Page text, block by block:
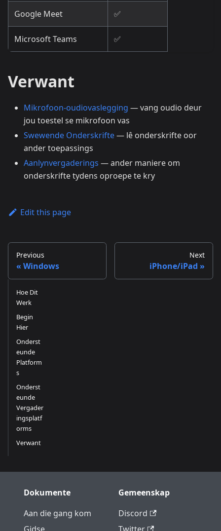
Google Meet ✅
Microsoft Teams ✅
Verwant
Mikrofoon-oudiovaslegging — vang oudio deur
jou toestel se mikrofoon vas
Swewende Onderskrifte— lê onderskrifte oor
ander toepassings
Aanlynvergaderings — ander maniere om
onderskrifte tydens oproepe te kry
Edit this page
Previous
Windows
Next
iPhone/iPad
Hoe Dit
Werk
Begin
Hier
Onderst
eunde
Platform
s
Onderst
eunde
Vergader
ingsplatf
orms
Verwant
Dokumente
Aan die gang kom
Gemeenskap
Discord